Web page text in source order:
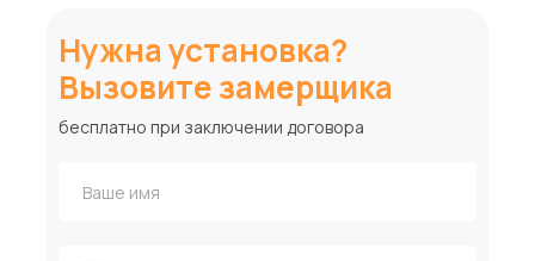
Нужна установка?
Вызовите замерщика
бесплатно при заключении договора